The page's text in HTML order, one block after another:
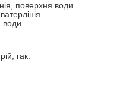
поверхня води.
гак.